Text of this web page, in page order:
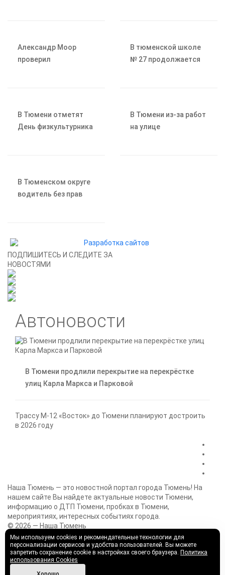
Александр Моор
проверил
В тюменской школе
№ 27 продолжается
В Тюмени отметят
День физкультурника
В Тюмени из-за работ
на улице
В Тюменском округе
водитель без прав
ПОДПИШИТЕСЬ И СЛЕДИТЕ ЗА
НОВОСТЯМИ
Автоновости
В Тюмени продлили перекрытие на перекрёстке
улиц Карла Маркса и Парковой
Трассу М-12 «Восток» до Тюмени планируют достроить
в 2026 году
Наша Тюмень — это новостной портал города Тюмень! На
нашем сайте Вы найдете актуальные новости Тюмени,
информацию о ДТП Тюмени, пробках в Тюмени,
мероприятиях, интересных событиях города.
© 2026 — Наша Тюмень
Политика конфиденциальностиО насПредложить новость
Разработка сайта — Starcev Digital
Мы используем cookies и рекомендательные технологии для
персонализации сервисов и удобства пользователей. Вы можете
запретить сохранение cookie в настройках своего браузера. Политика
использования Cookies